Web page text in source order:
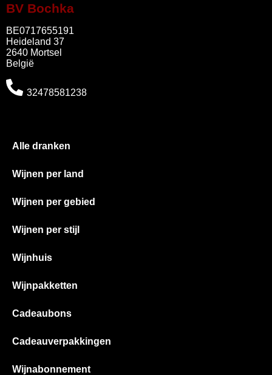
BV Bochka
BE0717655191
Heideland 37
2640 Mortsel
België
32478581238
Alle dranken
Wijnen per land
Wijnen per gebied
Wijnen per stijl
Wijnhuis
Wijnpakketten
Cadeaubons
Cadeauverpakkingen
Wijnabonnement